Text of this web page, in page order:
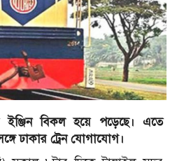
ইঞ্জিন বিকল হয়ে পড়েছে। এতে
ঢাকার ট্রেন যোগাযোগ।